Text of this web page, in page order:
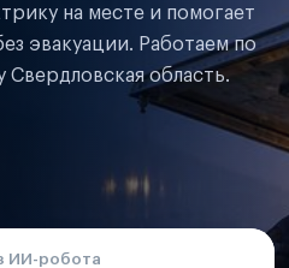
на месте и помогает
эвакуации. Работаем по
область.
ИИ-робота